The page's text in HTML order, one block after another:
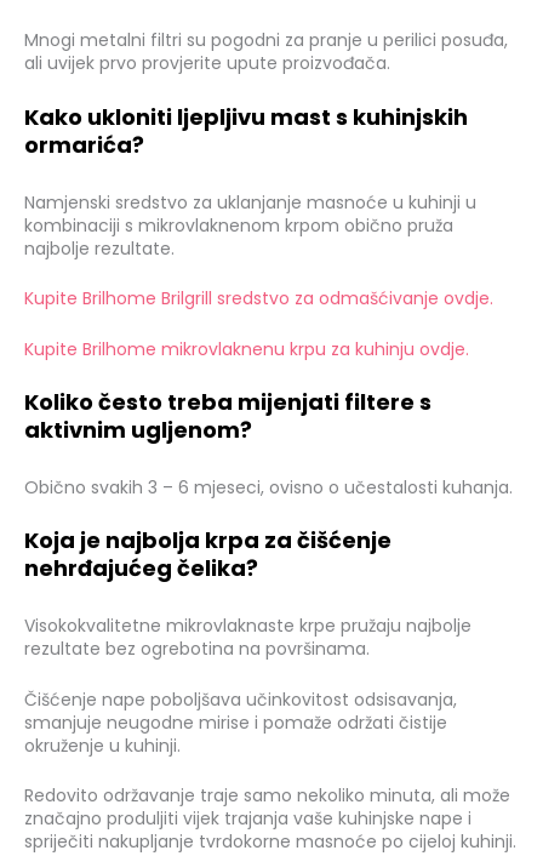
Mnogi metalni filtri su pogodni za pranje u perilici posuđa,
ali uvijek prvo provjerite upute proizvođača.
Kako ukloniti ljepljivu mast s kuhinjskih
ormarića?
Namjenski sredstvo za uklanjanje masnoće u kuhinji u
kombinaciji s mikrovlaknenom krpom obično pruža
najbolje rezultate.
Kupite Brilhome Brilgrill sredstvo za odmašćivanje ovdje.
Kupite Brilhome mikrovlaknenu krpu za kuhinju ovdje.
Koliko često treba mijenjati filtere s
aktivnim ugljenom?
Obično svakih 3 – 6 mjeseci, ovisno o učestalosti kuhanja.
Koja je najbolja krpa za čišćenje
nehrđajućeg čelika?
Visokokvalitetne mikrovlaknaste krpe pružaju najbolje
rezultate bez ogrebotina na površinama.
Čišćenje nape poboljšava učinkovitost odsisavanja,
smanjuje neugodne mirise i pomaže održati čistije
okruženje u kuhinji.
Redovito održavanje traje samo nekoliko minuta, ali može
značajno produljiti vijek trajanja vaše kuhinjske nape i
spriječiti nakupljanje tvrdokorne masnoće po cijeloj kuhinji.